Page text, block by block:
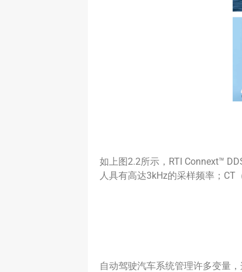
如上图2.2所示，RTI Connext™
人具有高达3kHz的采样频率；CT
自动驾驶汽车系统管理许多变量